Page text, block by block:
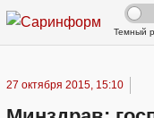
Темный
27 октября 2015, 15:10